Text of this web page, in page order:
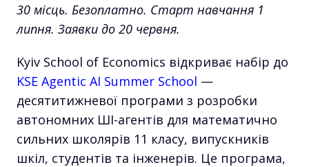
30 місць. Безоплатно. Старт навчання 1
липня. Заявки до 20 червня.
Kyiv School of Economics відкриває набір до
KSE Agentic AI Summer School —
десятитижневої програми з розробки
автономних ШІ-агентів для математично
сильних школярів 11 класу, випускників
шкіл, студентів та інженерів. Це програма,